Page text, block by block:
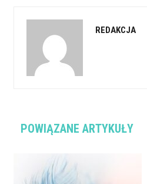
REDAKCJA
POWIĄZANE ARTYKUŁY